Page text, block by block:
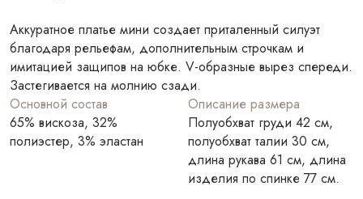
Аккуратное платье мини создает приталенный силуэт
благодаря рельефам, дополнительным строчкам и
имитацией защипов на юбке. V-образные вырез спереди.
Застегивается на молнию сзади.
Основной состав
65% вискоза, 32%
полиэстер, 3% эластан
Описание размера
Полуобхват груди 42 см,
полуобхват талии 30 см,
длина рукава 61 см, длина
изделия по спинке 77 см.